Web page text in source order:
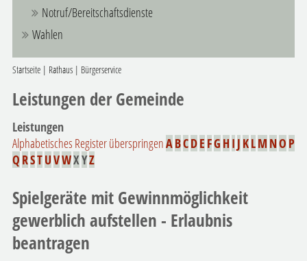
Notruf/Bereitschaftsdienste
Wahlen
Startseite| Rathaus| Bürgerservice
Leistungen der Gemeinde
Leistungen
Alphabetisches Register überspringenABCDE FG H I J KLM NO P
Q RSTUVWXYZ
Spielgeräte mit Gewinnmöglichkeit
gewerblich aufstellen - Erlaubnis
beantragen